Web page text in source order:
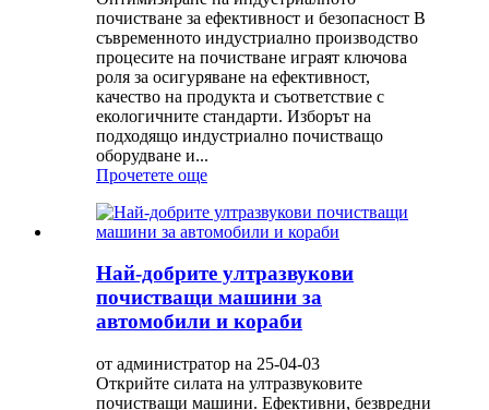
почистване за ефективност и безопасност В
съвременното индустриално производство
процесите на почистване играят ключова
роля за осигуряване на ефективност,
качество на продукта и съответствие с
екологичните стандарти. Изборът на
подходящо индустриално почистващо
оборудване и...
Прочетете още
Най-добрите ултразвукови
почистващи машини за
автомобили и кораби
от администратор на 25-04-03
Открийте силата на ултразвуковите
почистващи машини. Ефективни, безвредни